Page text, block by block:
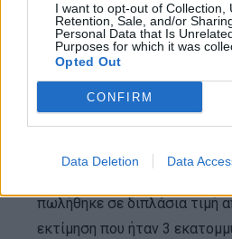
I want to opt-out of Collection,
Retention, Sale, and/or
Personal Data that Is
Purposes for which it was
Opted Out
CONFIRM
Data Deletion Data
Ο Phillips είχε μεγάλες
αυτοκρατορικό ρολόι και
αυτό: ένα από τα άλλα δύο
ασημένιο καντράν πωλήθηκε
δολάρια το 2002. Ωστόσο,
πωλήθηκε σε διπλάσια τιμή
εκτίμηση που ήταν 3